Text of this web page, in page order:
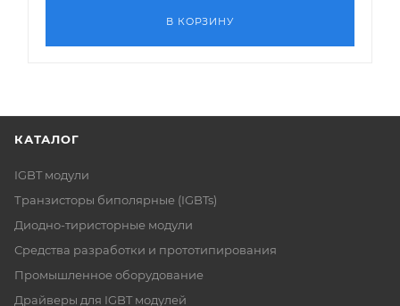
В КОРЗИНУ
КАТАЛОГ
IGBT модули
Транзисторы биполярные (IGBTs)
Диодно-тиристорные модули
Средства разработки и прототипирования
Промышленное оборудование
Драйверы для IGBT модулей